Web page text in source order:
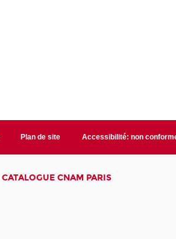
Plan de site Accessibilité: non
CATALOGUE CNAM PARIS